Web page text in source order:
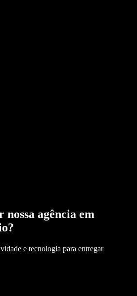
nossa agência em
?
e tecnologia para entregar